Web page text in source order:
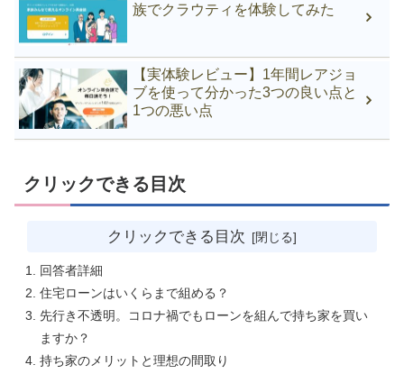
族でクラウティを体験してみた
【実体験レビュー】1年間レアジョ
ブを使って分かった3つの良い点と
1つの悪い点
クリックできる目次
クリックできる目次
回答者詳細
住宅ローンはいくらまで組める？
先行き不透明。コロナ禍でもローンを組んで持ち家を買い
ますか？
持ち家のメリットと理想の間取り